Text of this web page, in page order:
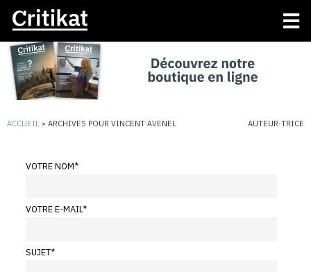
ACCUEIL » ARCHIVES POUR VINCENT AVENEL AUTEUR·TRICE
VOTRE NOM*
VOTRE E-MAIL*
SUJET*